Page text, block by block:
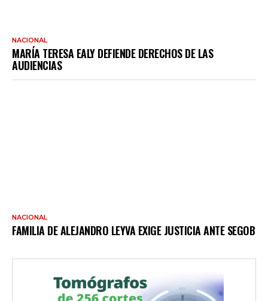
NACIONAL
MARÍA TERESA EALY DEFIENDE DERECHOS DE LAS
AUDIENCIAS
NACIONAL
FAMILIA DE ALEJANDRO LEYVA EXIGE JUSTICIA ANTE SEGOB